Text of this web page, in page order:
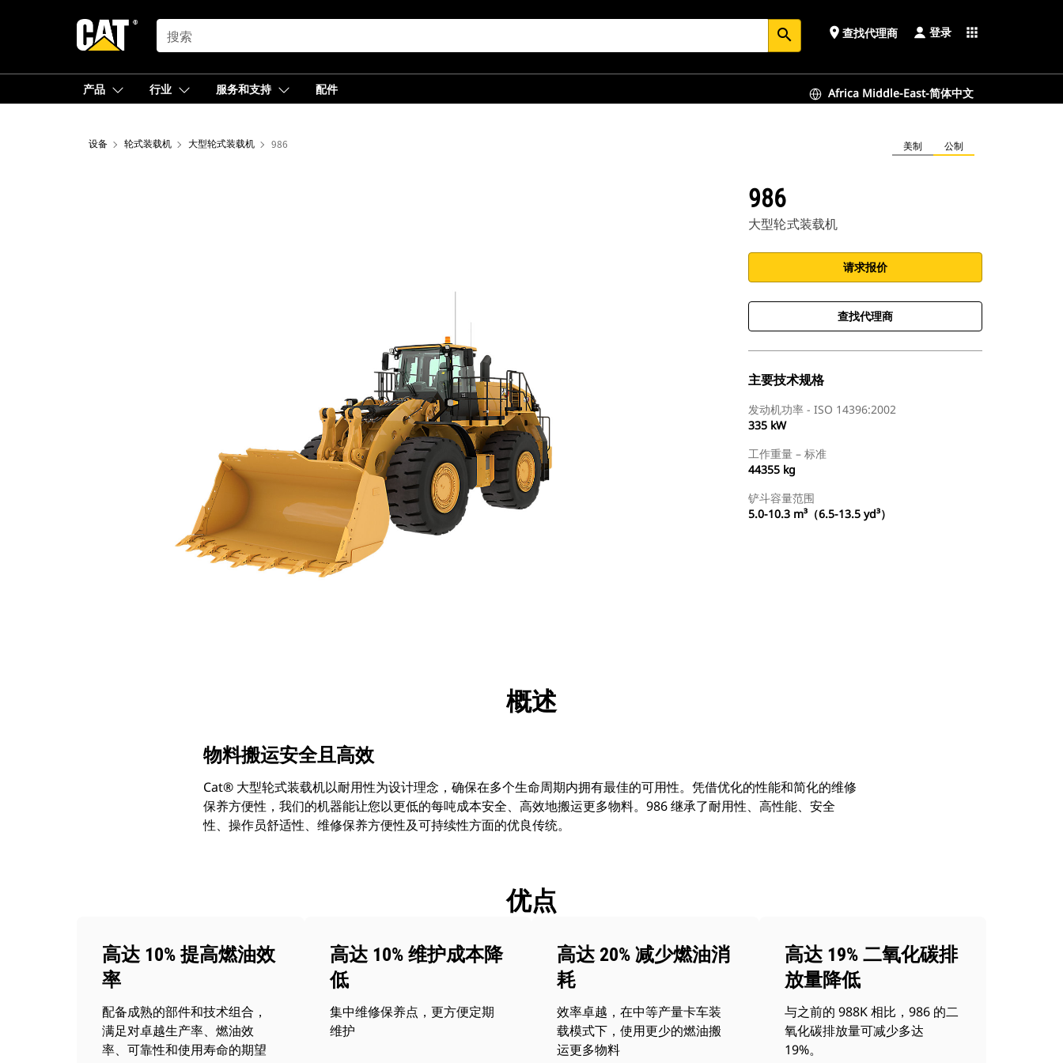
SEARCH search place 查找代理商 登录 apps
产品 行业 服务和支持 配件 Africa Middle-East-简体中文
设备 轮式装载机 大型轮式装载机 986 美制 公制
986
大型轮式装载机
请求报价
查找代理商
主要技术规格
发动机功率 - ISO 14396:2002
335 kW
工作重量 – 标准
44355 kg
铲斗容量范围
5.0-10.3 m³（6.5-13.5 yd³）
展示
概述
物料搬运安全且高效
Cat® 大型轮式装载机以耐用性为设计理念，确保在多个生命周期内拥有最佳的可用性。凭借优化的性能和简化的维修
保养方便性，我们的机器能让您以更低的每吨成本安全、高效地搬运更多物料。986 继承了耐用性、高性能、安全
性、操作员舒适性、维修保养方便性及可持续性方面的优良传统。
优点
高达 10% 提高燃油效
率
配备成熟的部件和技术组合，
满足对卓越生产率、燃油效
率、可靠性和使用寿命的期望
高达 10% 维护成本降
低
集中维修保养点，更方便定期
维护
高达 20% 减少燃油消
耗
效率卓越，在中等产量卡车装
载模式下，使用更少的燃油搬
运更多物料
高达 19% 二氧化碳排
放量降低
与之前的 988K 相比，986 的二
氧化碳排放量可减少多达
19%。